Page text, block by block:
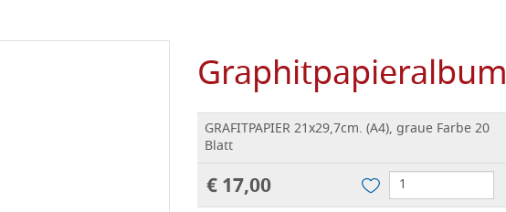
Graphitpapieralbum
GRAFITPAPIER 21x29,7cm. (A4), graue Farbe 20
Blatt
€ 17,00